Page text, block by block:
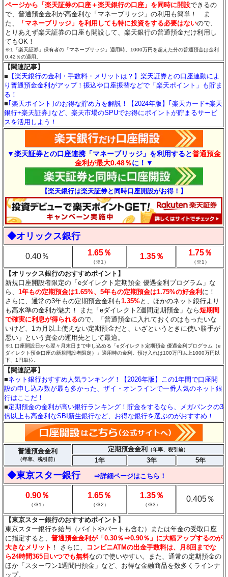
ページから「楽天証券の口座＋楽天銀行の口座」を同時に開設できるの
で、普通預金金利が高金利な「マネーブリッジ」の利用も簡単！ ま
た、
「マネーブリッジ」を利用しても特に投資をする必要はないので、
とりあえず楽天証券の口座も開設して、楽天銀行の普通預金だけ利用し
てもOK！
※1「楽天証券」保有者の「マネーブリッジ」適用時。1000万円を超えた分の普通預金は金利
0.42％の適用。
【関連記事】
■ 【楽天銀行の金利・手数料・メリットは？】楽天証券との口座連動によ
り普通預金金利がアップ！振込や口座振替などで「楽天ポイント」も貯ま
る！
■ ｢楽天ポイント｣のお得な貯め方を解説！【2024年版】｢楽天カード+楽天
銀行+楽天証券｣など、楽天市場のSPUでお得にポイントが貯まるサービ
スを活用しよう！
▼楽天証券との口座連携「マネーブリッジ」を利用すると普通預金
金利が最大0.48％に！▼
【楽天銀行は楽天証券と同時口座開設がお得！】
◆オリックス銀行
0.40％ 1.65％
（※1）
1.35％ 1.75％
（※1）
【オリックス銀行のおすすめポイント】
新規口座開設者限定の「eダイレクト定期預金 優遇金利プログラム」な
ら、1年もの定期預金は1.65%、5年もの定期預金は1.75%の好金利に！
さらに、通常の3年もの定期預金金利も1.35%と、ほかのネット銀行より
も高水準の金利が魅力！ また「eダイレクト2週間定期預金」なら短期間
で確実に利息が得られるので、「普通預金に入れておくのはもったいな
いけど、1カ月以上使えない定期預金だと、いざというときに使い勝手が
悪い」という資金の運用先として最適。
※1 口座開設日から翌々月末日まで申し込める「eダイレクト定期預金 優遇金利プログラム（e
ダイレクト預金口座の新規開設者限定）」適用時の金利。預け入れは100万円以上1000万円以
下、1円単位。
【関連記事】
■ネット銀行おすすめ人気ランキング！【2026年版】この1年間で口座開
設の申し込み数が最も多かった、ザイ・オンラインで一番人気のネット銀
行はここだ！
■定期預金の金利が高い銀行ランキング！貯金をするなら、メガバンクの3
倍以上も高金利なSBI新生銀行など、お得な銀行を選ぶのがおすすめ！
普通預金金利
（年率、税引前）
定期預金金利 （年率、税引前）
1年 3年 5年
◆東京スター銀行 ⇒詳細ページはこちら！
0.90％
（※1）
1.65％
（※2）
1.35％
（※3）
0.405％
【東京スター銀行のおすすめポイント】
東京スター銀行を給与（バイトやパートも含む）または年金の受取口座
に指定すると、普通預金金利が「0.30％⇒0.90％」に大幅アップするのが
大きなメリット ！ さらに、
コンビニATMの出金手数料は、月8回までな
ら24時間365日いつでも無料なので使いやすい。また、通常の定期預金の
ほか「スターワン1週間円預金」など、お得な金融商品を数多くラインナ
ップ。